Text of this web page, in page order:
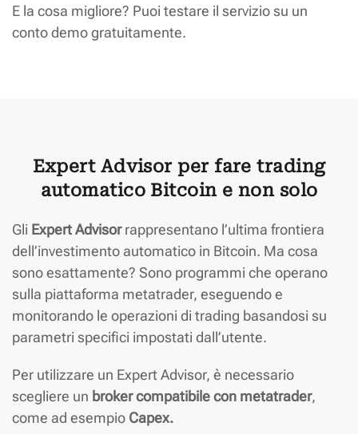
E la cosa migliore? Puoi testare il servizio su un
conto demo gratuitamente.
Expert Advisor per fare trading
automatico Bitcoin e non solo
Gli Expert Advisorrappresentano l’ultima frontiera
dell’investimento automatico in Bitcoin. Ma cosa
sono esattamente? Sono programmi che operano
sulla piattaforma metatrader, eseguendo e
monitorando le operazioni di trading basandosi su
parametri specifici impostati dall’utente.
Per utilizzare un Expert Advisor, è necessario
scegliere un broker compatibile con metatrader,
come ad esempio Capex.